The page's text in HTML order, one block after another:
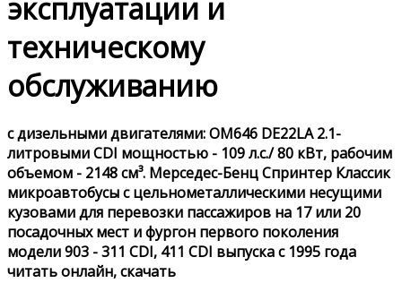
эксплуатации и
техническому
обслуживанию
с дизельными двигателями: OM646 DE22LA 2.1-
литровыми CDI мощностью - 109 л.с./ 80 кВт, рабочим
объемом - 2148 см³. Мерседес-Бенц Спринтер Классик
микроавтобусы с цельнометаллическими несущими
кузовами для перевозки пассажиров на 17 или 20
посадочных мест и фургон первого поколения
модели 903 - 311 CDI, 411 CDI выпуска с 1995 года
читать онлайн, скачать